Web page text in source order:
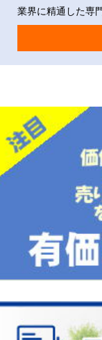
業界に精通した専